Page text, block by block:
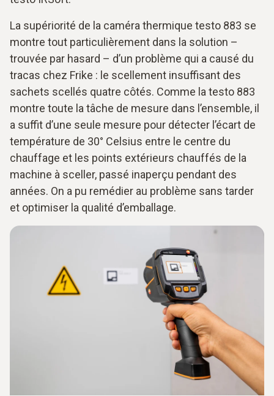
La supériorité de la caméra thermique testo 883 se
montre tout particulièrement dans la solution –
trouvée par hasard – d’un problème qui a causé du
tracas chez Frike : le scellement insuffisant des
sachets scellés quatre côtés. Comme la testo 883
montre toute la tâche de mesure dans l’ensemble, il
a suffit d’une seule mesure pour détecter l’écart de
température de 30° Celsius entre le centre du
chauffage et les points extérieurs chauffés de la
machine à sceller, passé inaperçu pendant des
années. On a pu remédier au problème sans tarder
et optimiser la qualité d’emballage.